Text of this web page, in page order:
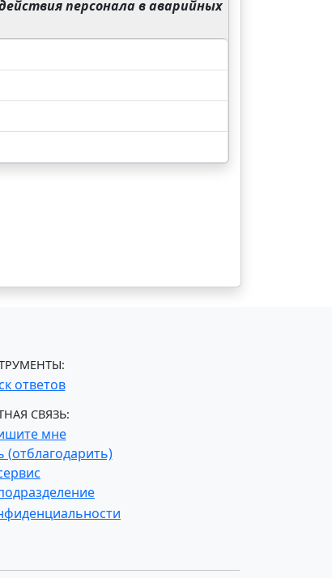
персонала в аварийных
ответов
СВЯЗЬ:
мне
(отблагодарить)